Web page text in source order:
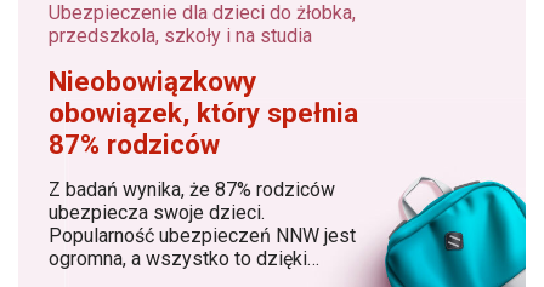
Ubezpieczenie dla dzieci do żłobka,
przedszkola, szkoły i na studia
Nieobowiązkowy
obowiązek, który spełnia
87% rodziców
Z badań wynika, że 87% rodziców
ubezpiecza swoje dzieci.
Popularność ubezpieczeń NNW jest
ogromna, a wszystko to dzięki